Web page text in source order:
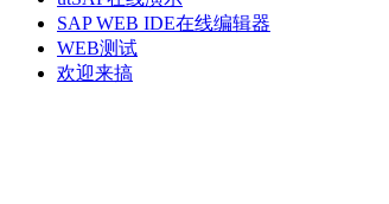
SAP WEB IDE在线编辑器
WEB测试
欢迎来搞